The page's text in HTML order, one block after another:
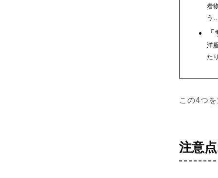
着
う
洋
た
この4つ
注意